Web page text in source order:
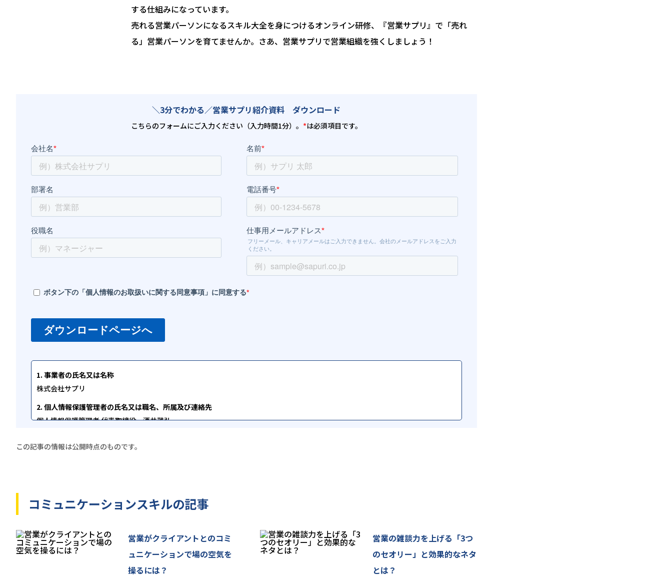
する仕組みになっています。
売れる営業パーソンになるスキル大全を身につけるオンライン研修、『営業サプリ』で「売れ
る」営業パーソンを育てませんか。さあ、営業サプリで営業組織を強くしましょう！
＼3分でわかる／営業サプリ紹介資料 ダウンロード
こちらのフォームにご入力ください（入力時間1分）。 *は必須項目です。
1. 事業者の氏名又は名称
株式会社サプリ
2. 個人情報保護管理者の氏名又は職名、所属及び連絡先
個人情報保護管理者 代表取締役 酒井雅弘
[at]を@マークに変換してお問い合わせください。
4. 当社が取得した個人情報の第三者への委託、提供について
5. 個人情報保護のための安全管理
当社は、ご本人の個人情報を保護するための規程類を定め、従業者全員に周知・徹底と啓発・教育を図るとともに、その遵守状況の
監査を定期的に実施いたします。
この記事の情報は公開時点のものです。
コミュニケーションスキルの記事
営業がクライアントとのコミ
ュニケーションで場の空気を
操るには？
営業の雑談力を上げる「3つ
のセオリー」と効果的なネタ
とは？